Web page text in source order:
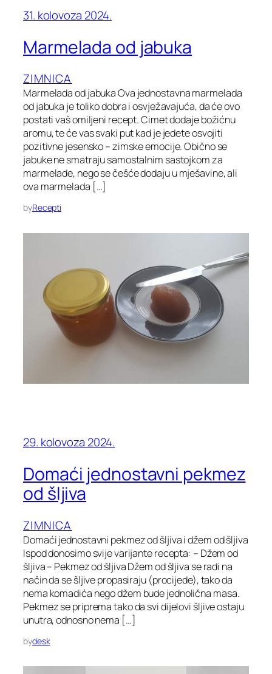
31. kolovoza 2024.
Marmelada od jabuka
ZIMNICA
Marmelada od jabuka Ova jednostavna marmelada
od jabuka je toliko dobra i osvježavajuća, da će ovo
postati vaš omiljeni recept. Cimet dodaje božićnu
aromu, te će vas svaki put kad je jedete osvojiti
pozitivne jesensko – zimske emocije. Obično se
jabuke ne smatraju samostalnim sastojkom za
marmelade, nego se češće dodaju u mješavine, ali
ova marmelada […]
byRecepti
29. kolovoza 2024.
Domaći jednostavni pekmez
od šljiva
ZIMNICA
Domaći jednostavni pekmez od šljiva i džem od šljiva
Ispod donosimo svije varijante recepta: – Džem od
šljiva – Pekmez od šljiva Džem od šljiva se radi na
način da se šljive propasiraju (procijede), tako da
nema komadića nego džem bude jednolična masa.
Pekmez se priprema tako da svi dijelovi šljive ostaju
unutra, odnosno nema […]
bydesk